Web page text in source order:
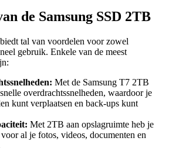
de Samsung SSD 2TB
tal van voordelen voor zowel
gebruik. Enkele van de meest
Met de Samsung T7 2TB
overdrachtssnelheden, waardoor je
kunt verplaatsen en back-ups kunt
Met 2TB aan opslagruimte heb je
al je fotos, videos, documenten en